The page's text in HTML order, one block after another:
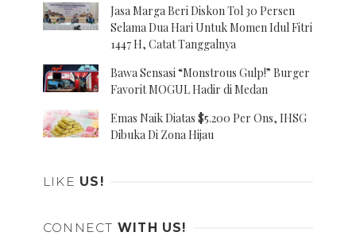
Jasa Marga Beri Diskon Tol 30 Persen
Selama Dua Hari Untuk Momen Idul Fitri
1447 H, Catat Tanggalnya
Bawa Sensasi “Monstrous Gulp!” Burger
Favorit MOGUL Hadir di Medan
Emas Naik Diatas $5.200 Per Ons, IHSG
Dibuka Di Zona Hijau
LIKE US!
CONNECT WITH US!